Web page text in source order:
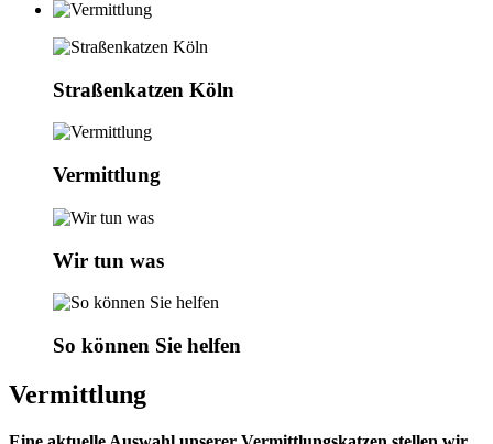
Straßenkatzen Köln
Vermittlung
Wir tun was
So können Sie helfen
Vermittlung